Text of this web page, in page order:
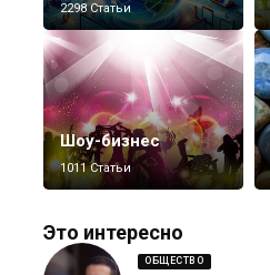
2298 Статьи
Шоу-бизнес
1011 Статьи
Это интересно
ОБЩЕСТВО